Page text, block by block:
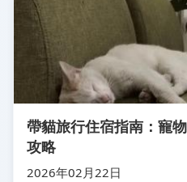
帶貓旅行住宿指南：寵
攻略
2026年02月22日